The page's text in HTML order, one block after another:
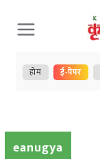
Skip
to
content
होम ई-पेपर
eanugya